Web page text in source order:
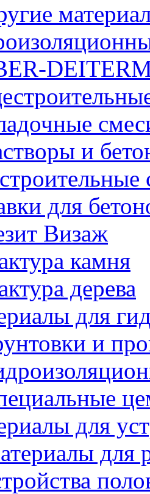
и
для
Визаж
камня
дерева
для
и
для
для